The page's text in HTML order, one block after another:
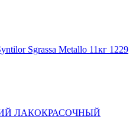
Sgrassa Metallo 11кг 1229